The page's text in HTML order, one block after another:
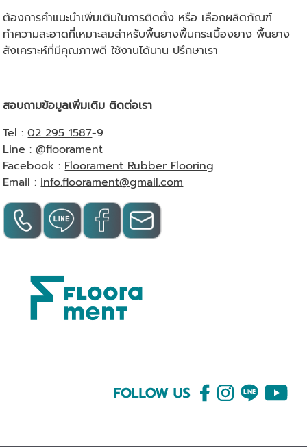
ต้องการคำแนะนำเพิ่มเติมในการติดตั้ง หรือ เลือกผลิตภัณฑ์
ทำความสะอาดที่เหมาะสมสำหรับพื้นยางพื้นกระเบื้องยาง พื้นยาง
สังเคราะห์ที่มีคุณภาพดี ใช้งานได้นาน ปรึกษาเรา
สอบถามข้อมูลเพิ่มเติม ติดต่อเรา
Tel :02 295 1587-9
Line :@floorament
Facebook :Floorament Rubber Flooring
Email :info.floorament@gmail.com